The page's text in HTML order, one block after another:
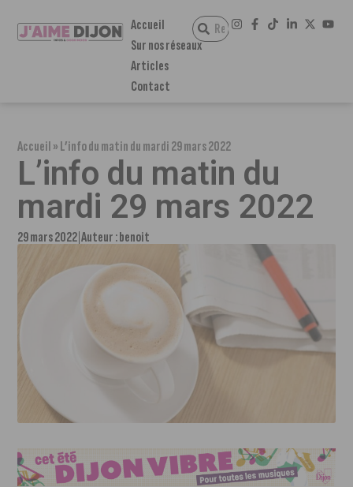
Accueil
Sur nos réseaux
Articles
Contact
Accueil»L’info du matin du mardi 29 mars 2022
L’info du matin du
mardi 29 mars 2022
29 mars 2022 Auteur :benoit